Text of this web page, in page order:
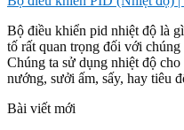
Bộ điều khiển pid nhiệt độ là
tố rất quan trọng đối với
Chúng ta sử dụng nhiệt độ
nướng, sưởi ấm, sấy, hay tiêu
Bài viết mới